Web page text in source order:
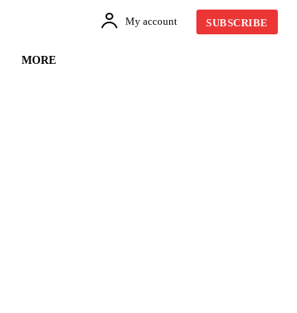
My account SUBSCRIBE
MORE